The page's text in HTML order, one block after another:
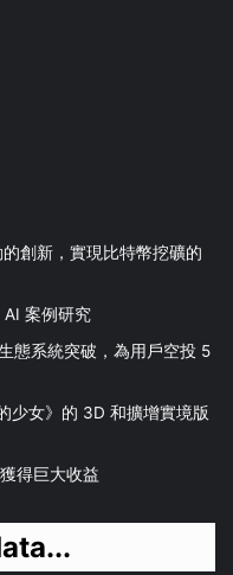
創新，實現比特幣挖礦的
案例研究
態系統突破，為用戶空投 5
少女》的 3D 和擴增實境版
得巨大收益